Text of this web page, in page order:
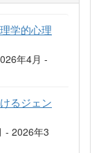
学的心理
年4月 -
るジェン
- 2026年3